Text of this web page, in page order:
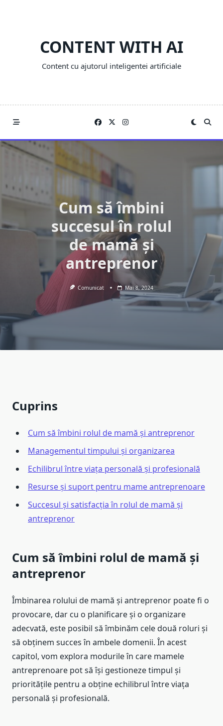
CONTENT WITH AI
Content cu ajutorul inteligentei artificiale
Cum să îmbini
succesul în rolul
de mamă și
antreprenor
Comunicat Mai 8, 2024
Cuprins
Cum să îmbini rolul de mamă și antreprenor
Managementul timpului și organizarea
Echilibrul între viața personală și profesională
Resurse și suport pentru mame antreprenoare
Succesul și satisfacția în rolul de mamă și
antreprenor
Cum să îmbini rolul de mamă și
antreprenor
Îmbinarea rolului de mamă și antreprenor poate fi o
provocare, dar cu o planificare și o organizare
adecvată, este posibil să îmbinăm cele două roluri și
să obținem succes în ambele domenii. În acest
capitol, vom explora modurile în care mamele
antreprenoare pot să își gestioneze timpul și
prioritățile pentru a obține echilibrul între viața
personală și profesională.